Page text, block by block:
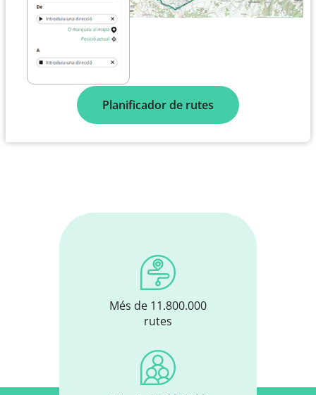
Planificador de rutes
Més de 11.800.000
rutes